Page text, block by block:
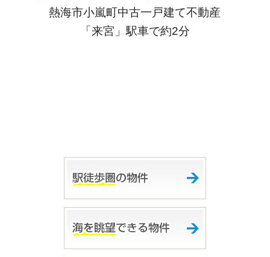
熱海市小嵐町中古一戸建て不動産
「来宮」駅車で約2分